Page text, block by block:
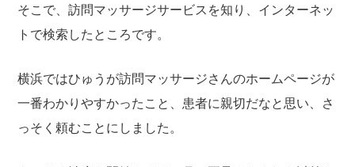
そこで、訪問マッサージサービスを知り、インターネッ
トで検索したところです。
横浜ではひゅうが訪問マッサージさんのホームページが
一番わかりやすかったこと、患者に親切だなと思い、さ
っそく頼むことにしました。